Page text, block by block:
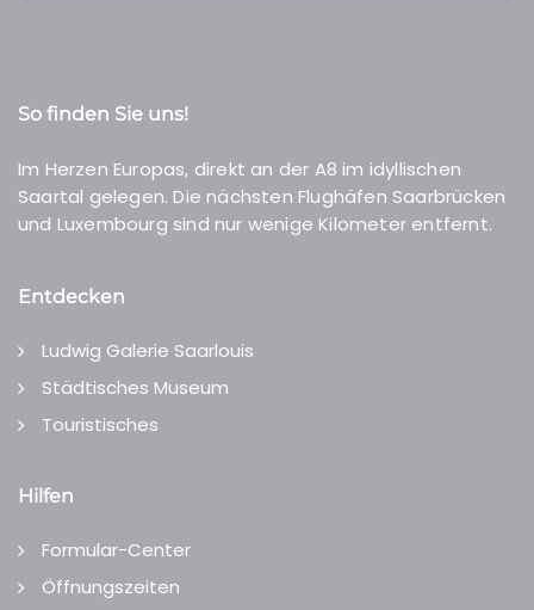
So finden Sie uns!
Im Herzen Europas, direkt an der A8 im idyllischen
Saartal gelegen. Die nächsten Flughäfen Saarbrücken
und Luxembourg sind nur wenige Kilometer entfernt.
Entdecken
Ludwig Galerie Saarlouis
Städtisches Museum
Touristisches
Hilfen
Formular-Center
Öffnungszeiten